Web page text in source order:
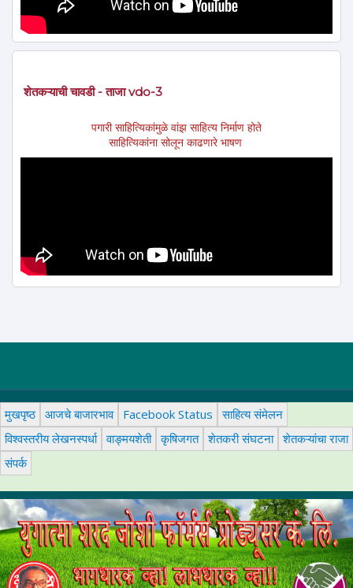
शेतकऱ्याची चावडी - ताजा vdo-3
पगारी साहित्यिकांमुळे वांझ साहित्य निर्माण होते
साहित्यिकांना सोलून काढणारे भाषण
मुखपृष्ठ आजचे बाजारभाव Facebook Status
साहित्य संमेलन
विश्वस्तरीय लेखनस्पर्धा वाङ्मयशेती कृषिजगत शेतकरी संघटना शेतकऱ्यांचा राजा
संपर्क